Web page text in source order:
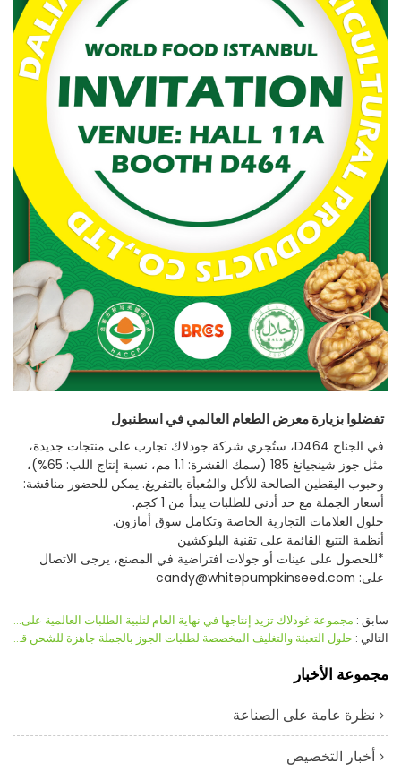
تفضلوا بزيارة معرض الطعام العالمي في اسطنبول
في الجناح D464، ستُجري شركة جودلاك تجارب على منتجات جديدة،
مثل جوز شينجيانغ 185 (سمك القشرة: 1.1 مم، نسبة إنتاج اللب: 65%)،
وحبوب اليقطين الصالحة للأكل والمُعبأة بالتفريغ. يمكن للحضور مناقشة:
أسعار الجملة مع حد أدنى للطلبات يبدأ من 1 كجم.
حلول العلامات التجارية الخاصة وتكامل سوق أمازون.
أنظمة التتبع القائمة على تقنية البلوكشين
*للحصول على عينات أو جولات افتراضية في المصنع، يرجى الاتصال
على: candy@whitepumpkinseed.com
سابق
مجموعة غودلاك تزيد إنتاجها في نهاية العام لتلبية الطلبات العالمية على المنتجات الزراعية المتميزة
التالي
حلول التعبئة والتغليف المخصصة لطلبات الجوز بالجملة جاهزة للشحن قريبًا
مجموعة الأخبار
نظرة عامة على الصناعة
أخبار التخصيص